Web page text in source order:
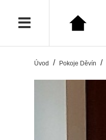
Úvod Pokoje Děvín